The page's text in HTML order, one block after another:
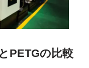
PETGの比較